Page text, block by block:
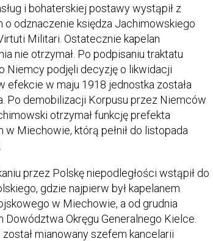
i bohaterskiej postawy wystąpił z
o odznaczenie księdza Jachimowskiego
Militari. Ostatecznie kapelan
nie otrzymał. Po podpisaniu traktatu
Niemcy podjęli decyzję o likwidacji
efekcie w maju 1918 jednostka została
Po demobilizacji Korpusu przez Niemców
otrzymał funkcję prefekta
w Miechowie, którą pełnił do listopada
przez Polskę niepodległości wstąpił do
gdzie najpierw był kapelanem
w Miechowie, a od grudnia
Dowództwa Okręgu Generalnego Kielce.
mianowany szefem kancelarii